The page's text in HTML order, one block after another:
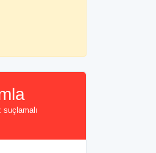
suçlamalı